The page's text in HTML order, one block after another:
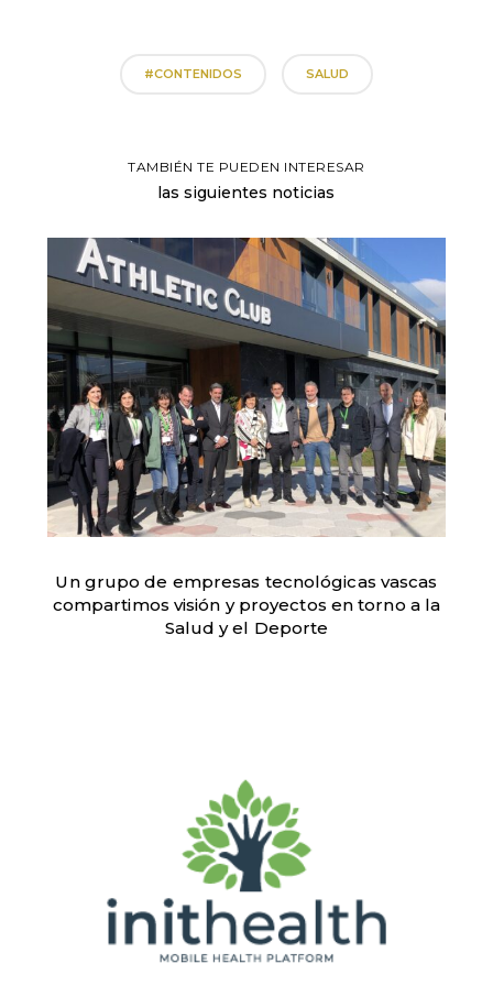
#CONTENIDOS SALUD
TAMBIÉN TE PUEDEN INTERESAR
las siguientes noticias
Un grupo de empresas tecnológicas vascas
compartimos visión y proyectos en torno a la
Salud y el Deporte